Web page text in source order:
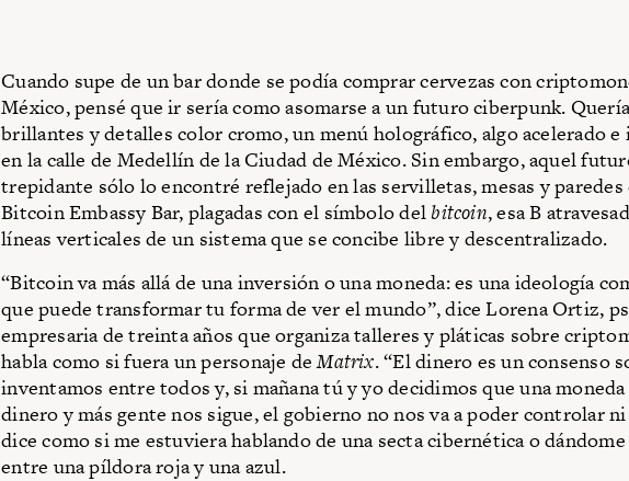
Cuando supe de un bar donde se podía comprar cervezas con
México, pensé que ir sería como asomarse a un futuro ciberpunk.
brillantes y detalles color cromo, un menú holográfico, algo acelerado e
en la calle de Medellín de la Ciudad de México. Sin embargo, aquel
trepidante sólo lo encontré reflejado en las servilletas, mesas y paredes
Bitcoin Embassy Bar, plagadas con el símbolo delbitcoin, esa B
líneas verticales de un sistema que se concibe libre y descentralizado.
“Bitcoin va más allá de una inversión o una moneda: es una ideología
que puede transformar tu forma de ver el mundo”, dice Lorena Ortiz,
empresaria de treinta años que organiza talleres y pláticas sobre
habla como si fuera un personaje deMatrix. “El dinero es un consenso
inventamos entre todos y, si mañana tú y yo decidimos que una
dinero y más gente nos sigue, el gobierno no nos va a poder controlar ni
dice como si me estuviera hablando de una secta cibernética o
entre una píldora roja y una azul.